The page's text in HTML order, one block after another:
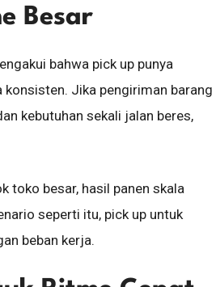
Besar
bahwa pick up punya
Jika pengiriman barang
kebutuhan sekali jalan beres,
toko besar, hasil panen skala
seperti itu, pick up untuk
beban kerja.